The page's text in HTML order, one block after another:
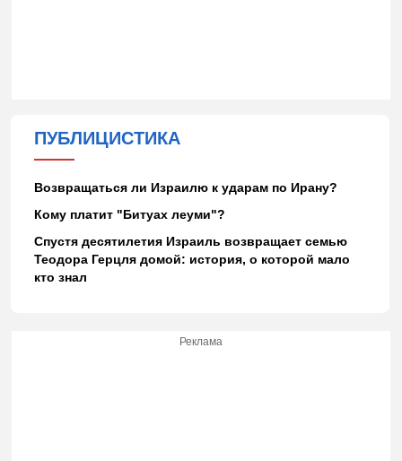
ПУБЛИЦИСТИКА
Возвращаться ли Израилю к ударам по Ирану?
Кому платит "Битуах леуми"?
Спустя десятилетия Израиль возвращает семью
Теодора Герцля домой: история, о которой мало
кто знал
Реклама